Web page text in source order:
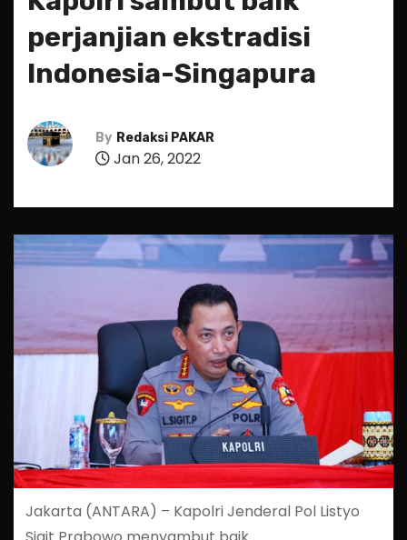
perjanjian ekstradisi
Indonesia-Singapura
By Redaksi PAKAR
Jan 26, 2022
Jakarta (ANTARA) – Kapolri Jenderal Pol Listyo